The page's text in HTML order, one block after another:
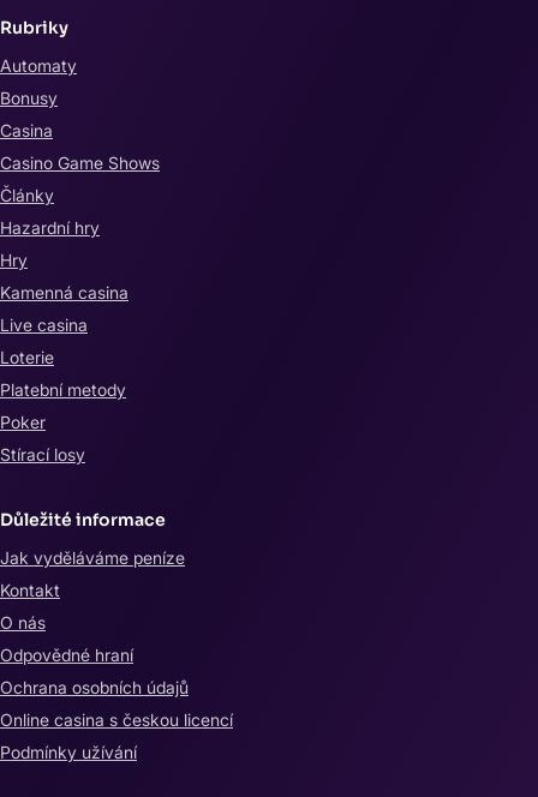
Rubriky
Automaty
Bonusy
Casina
Casino Game Shows
Články
Hazardní hry
Hry
Kamenná casina
Live casina
Loterie
Platební metody
Poker
Stírací losy
Důležité informace
Jak vyděláváme peníze
Kontakt
O nás
Odpovědné hraní
Ochrana osobních údajů
Online casina s českou licencí
Podmínky užívání